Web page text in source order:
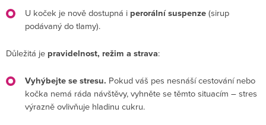
U koček je nově dostupná i perorální suspenze(sirup
podávaný do tlamy).
Důležitá je pravidelnost, režim a strava:
Vyhýbejte se stresu. Pokud váš pes nesnáší cestování nebo
kočka nemá ráda návštěvy, vyhněte se těmto situacím – stres
výrazně ovlivňuje hladinu cukru.